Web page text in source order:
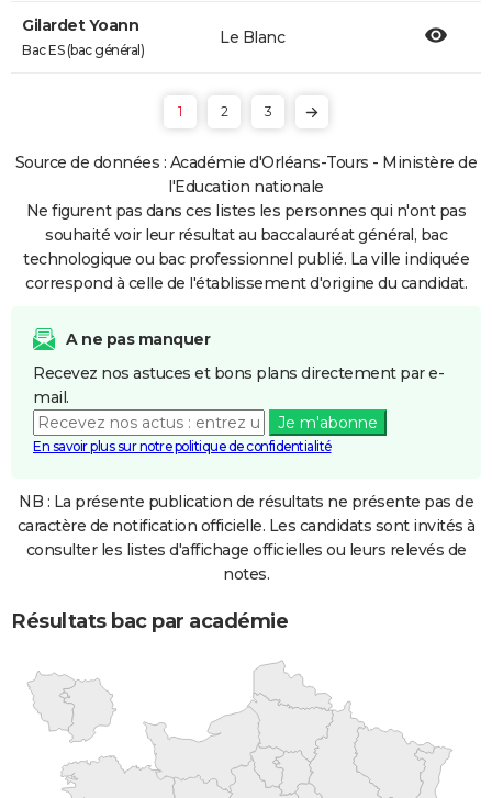
Gilardet Yoann
Bac ES (bac général)
Le Blanc
1 2 3
Source de données : Académie d'Orléans-Tours - Ministère de
l'Education nationale
Ne figurent pas dans ces listes les personnes qui n'ont pas
souhaité voir leur résultat au baccalauréat général, bac
technologique ou bac professionnel publié. La ville indiquée
correspond à celle de l'établissement d'origine du candidat.
A ne pas manquer
Recevez nos astuces et bons plans directement par e-
mail.
Je m'abonne
En savoir plus sur notre politique de confidentialité
NB : La présente publication de résultats ne présente pas de
caractère de notification officielle. Les candidats sont invités à
consulter les listes d'affichage officielles ou leurs relevés de
notes.
Résultats bac par académie